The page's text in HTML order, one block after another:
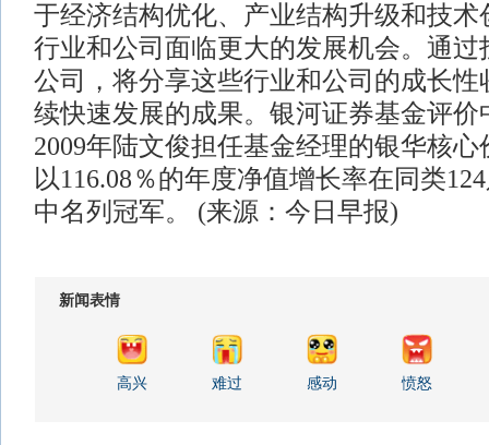
于经济结构优化、产业结构升级和技术
行业和公司面临更大的发展机会。通过
公司，将分享这些行业和公司的成长性
续快速发展的成果。银河证券基金评价
2009年陆文俊担任基金经理的银华核
以116.08％的年度净值增长率在同类
中名列冠军。 (来源：今日早报)
新闻表情
高兴 难过 感动 愤怒